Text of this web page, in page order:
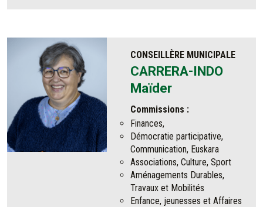
CONSEILLÈRE MUNICIPALE
CARRERA-INDO
Maïder
Commissions :
Finances,
Démocratie participative,
Communication, Euskara
Associations, Culture, Sport
Aménagements Durables,
Travaux et Mobilités
Enfance, jeunesses et Affaires